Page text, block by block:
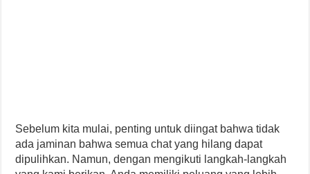
Sebelum kita mulai, penting untuk diingat bahwa tidak
ada jaminan bahwa semua chat yang hilang dapat
dipulihkan. Namun, dengan mengikuti langkah-langkah